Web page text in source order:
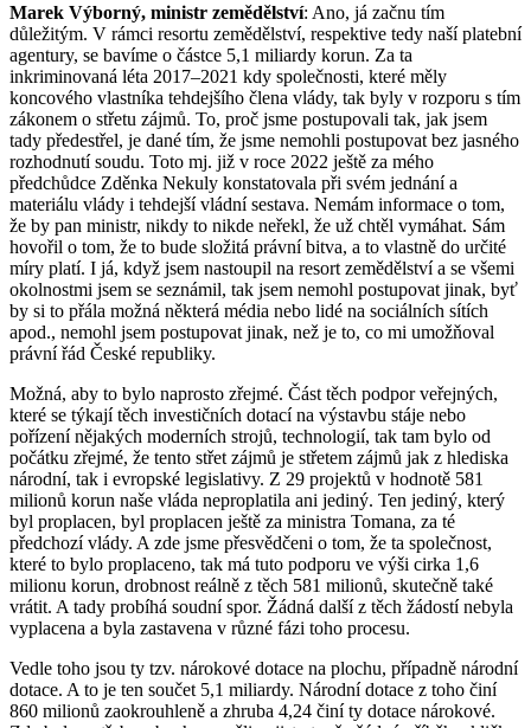
Marek Výborný, ministr zemědělství: Ano, já začnu tím
důležitým. V rámci resortu zemědělství, respektive tedy naší platební
agentury, se bavíme o částce 5,1 miliardy korun. Za ta
inkriminovaná léta 2017–2021 kdy společnosti, které měly
koncového vlastníka tehdejšího člena vlády, tak byly v rozporu s tím
zákonem o střetu zájmů. To, proč jsme postupovali tak, jak jsem
tady předestřel, je dané tím, že jsme nemohli postupovat bez jasného
rozhodnutí soudu. Toto mj. již v roce 2022 ještě za mého
předchůdce Zděnka Nekuly konstatovala při svém jednání a
materiálu vlády i tehdejší vládní sestava. Nemám informace o tom,
že by pan ministr, nikdy to nikde neřekl, že už chtěl vymáhat. Sám
hovořil o tom, že to bude složitá právní bitva, a to vlastně do určité
míry platí. I já, když jsem nastoupil na resort zemědělství a se všemi
okolnostmi jsem se seznámil, tak jsem nemohl postupovat jinak, byť
by si to přála možná některá média nebo lidé na sociálních sítích
apod., nemohl jsem postupovat jinak, než je to, co mi umožňoval
právní řád České republiky.
Možná, aby to bylo naprosto zřejmé. Část těch podpor veřejných,
které se týkají těch investičních dotací na výstavbu stáje nebo
pořízení nějakých moderních strojů, technologií, tak tam bylo od
počátku zřejmé, že tento střet zájmů je střetem zájmů jak z hlediska
národní, tak i evropské legislativy. Z 29 projektů v hodnotě 581
milionů korun naše vláda neproplatila ani jediný. Ten jediný, který
byl proplacen, byl proplacen ještě za ministra Tomana, za té
předchozí vlády. A zde jsme přesvědčeni o tom, že ta společnost,
které to bylo proplaceno, tak má tuto podporu ve výši cirka 1,6
milionu korun, drobnost reálně z těch 581 milionů, skutečně také
vrátit. A tady probíhá soudní spor. Žádná další z těch žádostí nebyla
vyplacena a byla zastavena v různé fázi toho procesu.
Vedle toho jsou ty tzv. nárokové dotace na plochu, případně národní
dotace. A to je ten součet 5,1 miliardy. Národní dotace z toho činí
860 milionů zaokrouhleně a zhruba 4,24 činí ty dotace nárokové.